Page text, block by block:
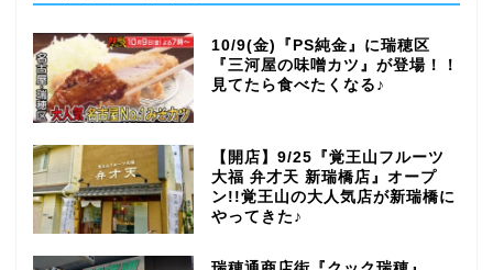
10/9(金)『PS純金』に瑞穂区
『三河屋の味噌カツ』が登場！！
見てたら食べたくなる♪
【開店】9/25『覚王山フルーツ
大福 弁才天 新瑞橋店』オープ
ン!!覚王山の大人気店が新瑞橋に
やってきた♪